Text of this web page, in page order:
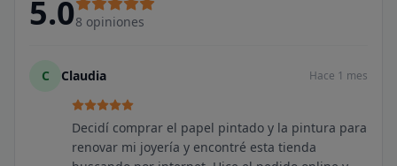
5.08 opiniones
C Claudia Hace 1 mes
Decidí comprar el papel pintado y la pintura para
renovar mi joyería y encontré esta tienda